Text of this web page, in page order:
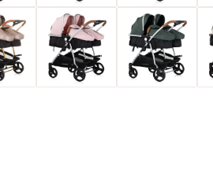
Sve
banke
Sve
banke
Maestro
ECC Discover